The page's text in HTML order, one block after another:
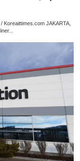
Koreaittimes.com JAKARTA,